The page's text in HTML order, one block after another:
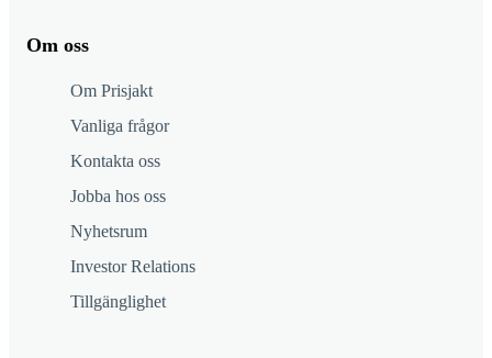
Om oss
Om Prisjakt
Vanliga frågor
Kontakta oss
Jobba hos oss
Nyhetsrum
Investor Relations
Tillgänglighet